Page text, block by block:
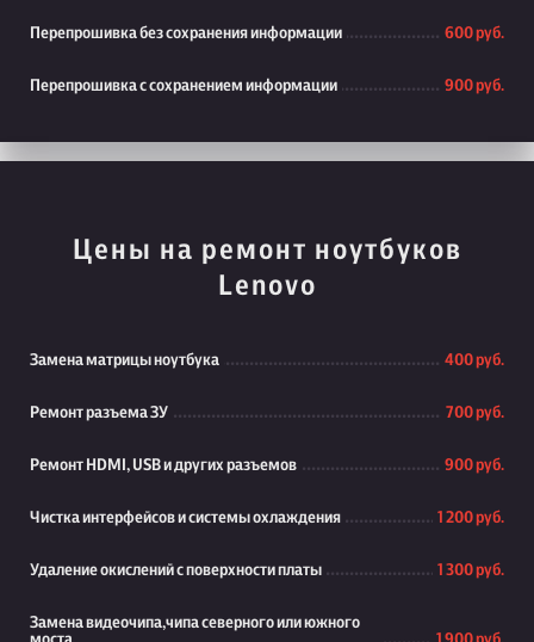
Перепрошивка без сохранения информации 600 руб.
Перепрошивка с сохранением информации 900 руб.
Цены на ремонт ноутбуков
Lenovo
Замена матрицы ноутбука 400 руб.
Ремонт разъема ЗУ 700 руб.
Ремонт HDMI, USB и других разъемов 900 руб.
Чистка интерфейсов и системы охлаждения 1 200 руб.
Удаление окислений с поверхности платы 1 300 руб.
Замена видеочипа,чипа северного или южного